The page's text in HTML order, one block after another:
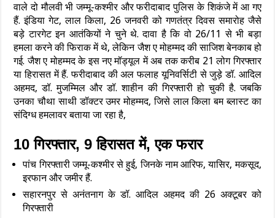
वाले दो मौलवी भी जम्मू-कश्मीर और फरीदाबाद पुलिस के शिकंजे में आ गए
हैं. इंडिया गेट, लाल किला, 26 जनवरी को गणतंत्र दिवस समारोह जैसे
बड़े टारगेट इन आतंकियों ने चुने थे. दावा है कि वो 26/11 से भी बड़ा
हमला करने की फिराक में थे, लेकिन जैश ए मोहम्मद की साजिश बेनकाब हो
गई. जैश ए मोहम्मद के इस नए मॉड्यूल में अब तक करीब 21 लोग गिरफ्तार
या हिरासत में हैं. फरीदाबाद की अल फलाह यूनिवर्सिटी से जुड़े डॉ. आदिल
अहमद, डॉ. मुजम्मिल और डॉ. शाहीन की गिरफ्तारी हो चुकी है. जबकि
उनका चौथा साथी डॉक्टर उमर मोहम्मद, जिसे लाल किला बम ब्लास्ट का
संदिग्ध हमलावर बताया जा रहा है,
10 गिरफ्तार, 9 हिरासत में, एक फरार
पांच गिरफ्तारी जम्मू-कश्मीर से हुई, जिनके नाम आरिफ, यासिर, मकसूद,
इरफान और जमीर हैं.
सहारनपुर से अनंतनाग के डॉ. आदिल अहमद की 26 अक्टूबर को
गिरफ्तारी